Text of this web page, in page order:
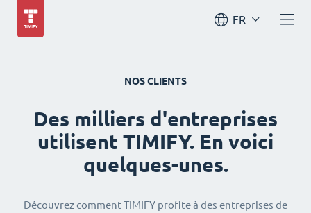
FR
NOS CLIENTS
Des milliers d'entreprises
utilisent TIMIFY. En voici
quelques-unes.
Découvrez comment TIMIFY profite à des entreprises de